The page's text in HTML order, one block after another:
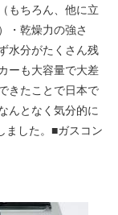
もちろん、他に立
・乾燥力の強さ
水分がたくさん残
ーも大容量で大差
きたことで日本で
んとなく気分的に
ました。■ガスコン